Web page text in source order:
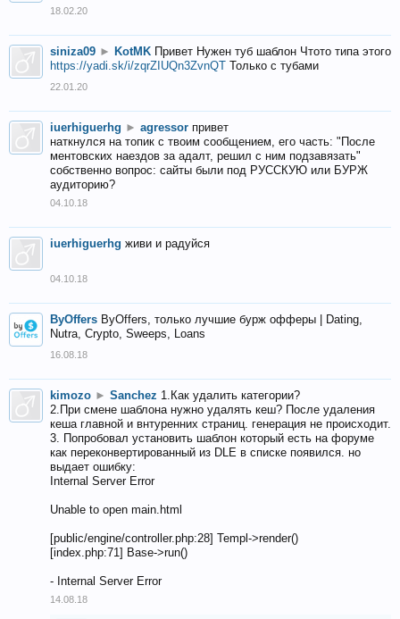
18.02.20
siniza09 ► KotMK Привет Нужен туб шаблон Чтото типа этого
https://yadi.sk/i/zqrZIUQn3ZvnQT Только с тубами
22.01.20
iuerhiguerhg ► agressor привет
наткнулся на топик с твоим сообщением, его часть: "После
ментовских наездов за адалт, решил с ним подзавязать"
собственно вопрос: сайты были под РУССКУЮ или БУРЖ
аудиторию?
04.10.18
iuerhiguerhg живи и радуйся
04.10.18
ByOffers ByOffers, только лучшие бурж офферы | Dating,
Nutra, Crypto, Sweeps, Loans
16.08.18
kimozo ► Sanchez 1.Как удалить категории?
2.При смене шаблона нужно удалять кеш? После удаления
кеша главной и внтуренних страниц. генерация не происходит.
3. Попробовал установить шаблон который есть на форуме
как переконвертированный из DLE в списке появился. но
выдает ошибку:
Internal Server Error
Unable to open main.html
[public/engine/controller.php:28] Templ->render()
[index.php:71] Base->run()
- Internal Server Error
14.08.18